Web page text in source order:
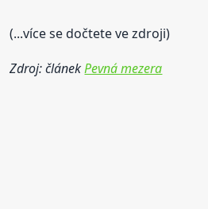
(...více se dočtete ve zdroji)
Zdroj: článekPevná mezera